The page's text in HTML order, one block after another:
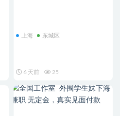
上海 东城区
6 天前 25